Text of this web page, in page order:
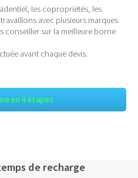
les copropriétés, les
avec plusieurs marques
conseiller sur la meilleure borne
avant chaque devis.
en 4 étapes
de recharge